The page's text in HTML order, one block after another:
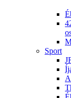
Sport